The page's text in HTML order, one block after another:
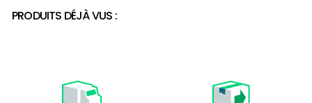
PRODUITS DÉJÀ VUS :